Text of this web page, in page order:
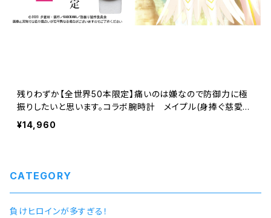
残りわずか【全世界50本限定】痛いのは嫌なので防御力に極
振りしたいと思います。コラボ腕時計 メイプル(身捧ぐ慈愛ve
r)モデル シリアルナンバー入り
¥14,960
CATEGORY
負けヒロインが多すぎる！